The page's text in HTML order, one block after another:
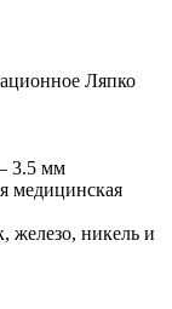
Ляпко
3.5 мм
медицинская
железо, никель и